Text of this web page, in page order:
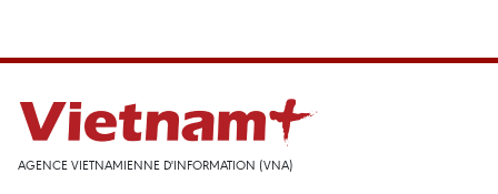
AGENCE VIETNAMIENNE D'INFORMATION (VNA)